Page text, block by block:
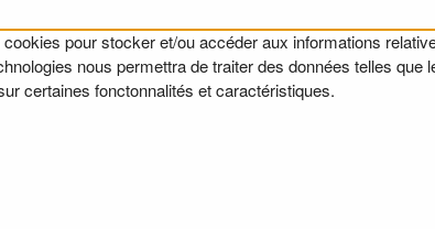
pour stocker et/ou accéder aux informations
nous permettra de traiter des données telles
certaines fonctonnalités et caractéristiques.